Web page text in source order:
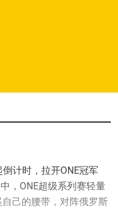
计时，拉开ONE冠军
，ONE超级系列赛轻量
己的腰带，对阵俄罗斯